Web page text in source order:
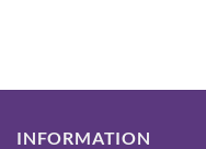
INFORMATION